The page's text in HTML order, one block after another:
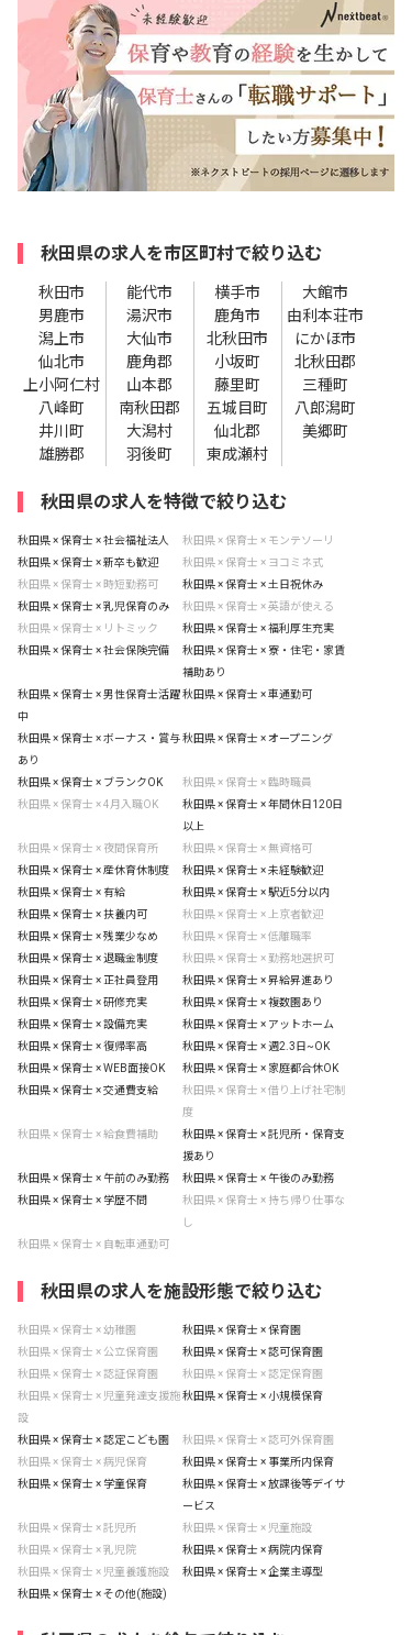
秋田県の求人を市区町村で絞り込む
秋田市 能代市 横手市
大館市
男鹿市
湯沢市 鹿角市
由利本荘市
潟上市
大仙市 北秋田市
にかほ市
仙北市
鹿角郡 小坂町
北秋田郡
上小阿仁村
山本郡 藤里町
三種町
八峰町
南秋田郡 五城目町
八郎潟町
井川町
大潟村 仙北郡
美郷町
雄勝郡
羽後町 東成瀬村
秋田県の求人を特徴で絞り込む
秋田県 × 保育士 × 社会福祉法人
秋田県 × 保育士 × モンテソーリ
秋田県 × 保育士 × 新卒も歓迎
秋田県 × 保育士 × ヨコミネ式
秋田県 × 保育士 × 時短勤務可
秋田県 × 保育士 × 土日祝休み
秋田県 × 保育士 × 乳児保育のみ
秋田県 × 保育士 × 英語が使える
秋田県 × 保育士 × リトミック
秋田県 × 保育士 × 福利厚生充実
秋田県 × 保育士 × 社会保険完備
秋田県 × 保育士 × 寮・住宅・家賃
補助あり
秋田県 × 保育士 × 男性保育士活躍
中
秋田県 × 保育士 × 車通勤可
秋田県 × 保育士 × ボーナス・賞与
あり
秋田県 × 保育士 × オープニング
秋田県 × 保育士 × ブランクOK
秋田県 × 保育士 × 臨時職員
秋田県 × 保育士 × 4月入職OK
秋田県 × 保育士 × 年間休日120日
以上
秋田県 × 保育士 × 夜間保育所
秋田県 × 保育士 × 無資格可
秋田県 × 保育士 × 産休育休制度
秋田県 × 保育士 × 未経験歓迎
秋田県 × 保育士 × 有給
秋田県 × 保育士 × 駅近5分以内
秋田県 × 保育士 × 扶養内可
秋田県 × 保育士 × 上京者歓迎
秋田県 × 保育士 × 残業少なめ
秋田県 × 保育士 × 低離職率
秋田県 × 保育士 × 退職金制度
秋田県 × 保育士 × 勤務地選択可
秋田県 × 保育士 × 正社員登用
秋田県 × 保育士 × 昇給昇進あり
秋田県 × 保育士 × 研修充実
秋田県 × 保育士 × 複数園あり
秋田県 × 保育士 × 設備充実
秋田県 × 保育士 × アットホーム
秋田県 × 保育士 × 復帰率高
秋田県 × 保育士 × 週2.3日~OK
秋田県 × 保育士 × WEB面接OK
秋田県 × 保育士 × 家庭都合休OK
秋田県 × 保育士 × 交通費支給
秋田県 × 保育士 × 借り上げ社宅制
度
秋田県 × 保育士 × 給食費補助
秋田県 × 保育士 × 託児所・保育支
援あり
秋田県 × 保育士 × 午前のみ勤務
秋田県 × 保育士 × 午後のみ勤務
秋田県 × 保育士 × 学歴不問
秋田県 × 保育士 × 持ち帰り仕事な
し
秋田県 × 保育士 × 自転車通勤可
秋田県の求人を施設形態で絞り込む
秋田県 × 保育士 × 幼稚園
秋田県 × 保育士 × 保育園
秋田県 × 保育士 × 公立保育園
秋田県 × 保育士 × 認可保育園
秋田県 × 保育士 × 認証保育園
秋田県 × 保育士 × 認定保育園
秋田県 × 保育士 × 児童発達支援施
設
秋田県 × 保育士 × 小規模保育
秋田県 × 保育士 × 認定こども園
秋田県 × 保育士 × 認可外保育園
秋田県 × 保育士 × 病児保育
秋田県 × 保育士 × 事業所内保育
秋田県 × 保育士 × 学童保育
秋田県 × 保育士 × 放課後等デイサ
ービス
秋田県 × 保育士 × 託児所
秋田県 × 保育士 × 児童施設
秋田県 × 保育士 × 乳児院
秋田県 × 保育士 × 病院内保育
秋田県 × 保育士 × 児童養護施設
秋田県 × 保育士 × 企業主導型
秋田県 × 保育士 × その他(施設)